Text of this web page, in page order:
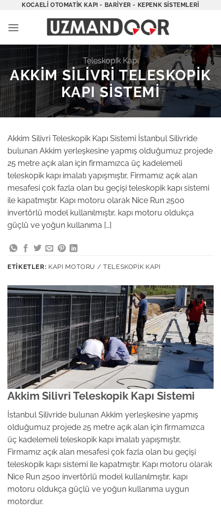
İçeriğeKOCAELI OTOMATIK KAPI - BARIYER - KEPENK SISTEMLERI
Teleskopik Kapı
AKKIM SILIVRI TELESKOPIK
KAPI SISTEMI
Akkim Silivri Teleskopik Kapı Sistemi İstanbul Silivride
bulunan Akkim yerleşkesine yapmış olduğumuz projede
25 metre açık alan için firmamızca üç kadelemeli
teleskopik kapı imalatı yapışmıştır, Firmamız açık alan
mesafesi çok fazla olan bu geçişi teleskopik kapı sistemi
ile kapatmıştır. Kapı motoru olarak Nice Run 2500
invertörlü model kullanılmıştır, kapı motoru oldukça
güçlü ve yoğun kullanıma […]
ETIKETLER: KAPI MOTORU / TELESKOPIK KAPI
Akkim Silivri Teleskopik Kapı Sistemi
İstanbul Silivride bulunan Akkim yerleşkesine yapmış
olduğumuz projede 25 metre açık alan için firmamızca
üç kadelemeli teleskopik kapı imalatı yapışmıştır,
Firmamız açık alan mesafesi çok fazla olan bu geçişi
teleskopik kapı sistemi ile kapatmıştır. Kapı motoru olarak
Nice Run 2500 invertörlü model kullanılmıştır, kapı
motoru oldukça güçlü ve yoğun kullanıma uygun
motordur.